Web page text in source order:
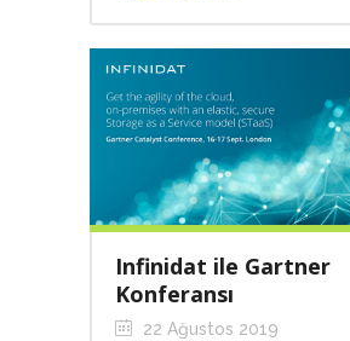
Infinidat ile Gartner
Konferansı
22 Ağustos 2019